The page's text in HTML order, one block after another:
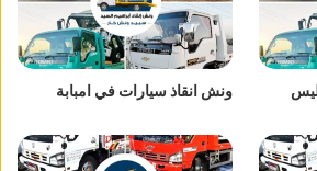
ونش انقاذ سيارات في امبابة